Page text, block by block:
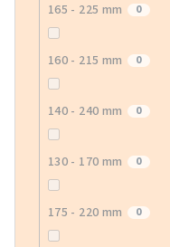
165 - 225 mm 0
160 - 215 mm 0
140 - 240 mm 0
130 - 170 mm 0
175 - 220 mm 0